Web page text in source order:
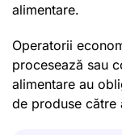
alimentare.
Operatorii
procesează sau
alimentare au
de produse către